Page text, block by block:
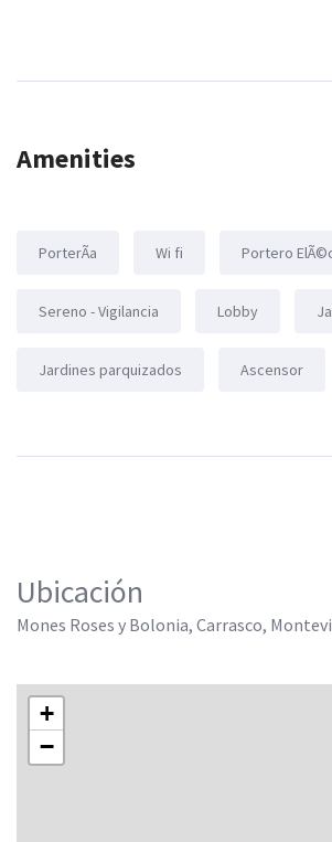
Amenities
PorterÃ­a Wi fi Portero
Sereno - Vigilancia Lobby
Jardines parquizados Ascensor
Ubicación
Mones Roses y Bolonia, Carrasco,
+
−